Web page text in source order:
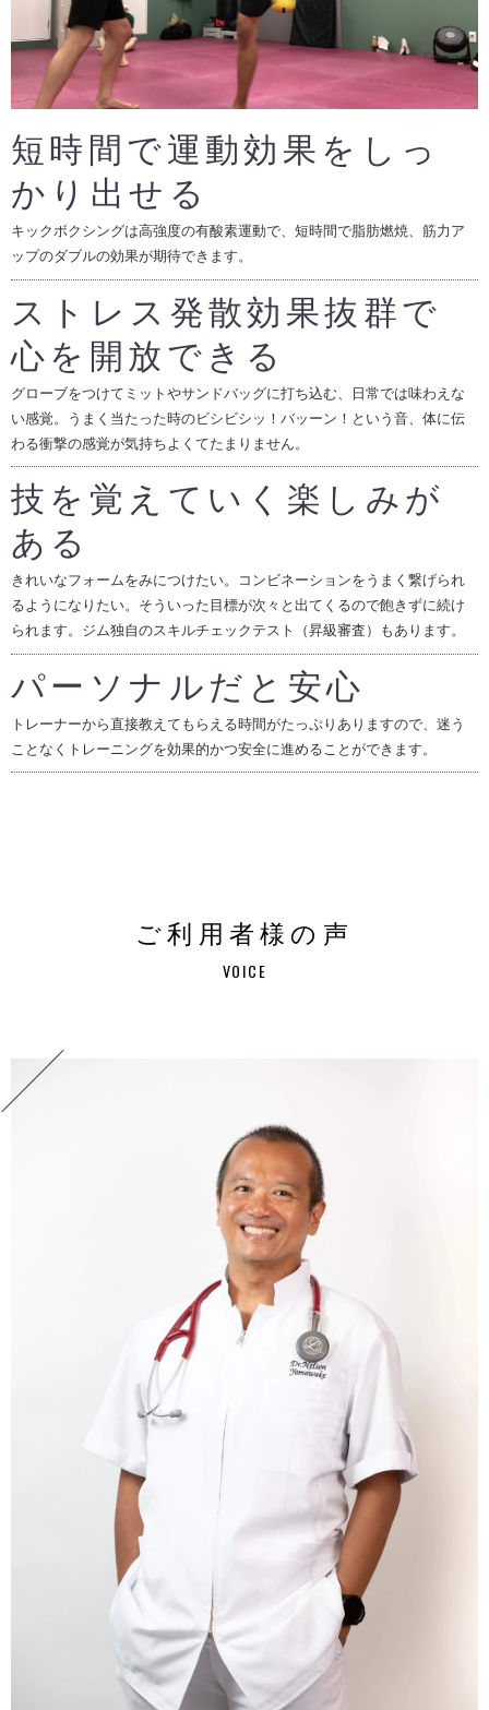
短時間で運動効果をしっ
かり出せる
キックボクシングは高強度の有酸素運動で、短時間で脂肪燃焼、筋力ア
ップのダブルの効果が期待できます。
ストレス発散効果抜群で
心を開放できる
グローブをつけてミットやサンドバッグに打ち込む、日常では味わえな
い感覚。うまく当たった時のビシビシッ！バッーン！という音、体に伝
わる衝撃の感覚が気持ちよくてたまりません。
技を覚えていく楽しみが
ある
きれいなフォームをみにつけたい。コンビネーションをうまく繋げられ
るようになりたい。そういった目標が次々と出てくるので飽きずに続け
られます。ジム独自のスキルチェックテスト（昇級審査）もあります。
パーソナルだと安心
トレーナーから直接教えてもらえる時間がたっぷりありますので、迷う
ことなくトレーニングを効果的かつ安全に進めることができます。
ご利用者様の声
VOICE